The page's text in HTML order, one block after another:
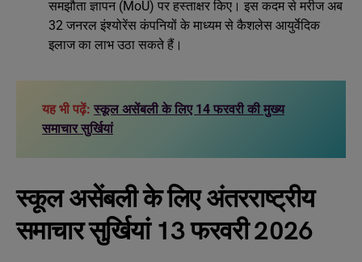
समझौता ज्ञापन (MoU) पर हस्ताक्षर किए। इस कदम से मरीज अब
32 जनरल इंश्योरेंस कंपनियों के माध्यम से कैशलेस आयुर्वेदिक
इलाज का लाभ उठा सकते हैं।
यह भी पढ़ें: स्कूल असेंबली के लिए 14 फरवरी की मुख्य
समाचार सुर्खियां
स्कूल असेंबली के लिए अंतरराष्ट्रीय
समाचार सुर्खियां 13 फरवरी 2026